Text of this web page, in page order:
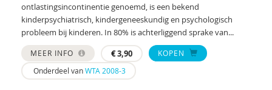
PhD | Promotores: prof. dr. J.K. Buitelaar;prof dr.
R.J. van der Gaag. Co-promotor: Dr. N.N.J.
Lambregts-Rommelse
Drs. A . van der Sijde
Susan A. H. van Hooren
ontlastingsincontinentie genoemd, is een bekend
kinderpsychiatrisch, kindergeneeskundig en psychologisch
probleem bij kinderen. In 80% is achterliggend sprake van...
MEER INFO €3,90
KOPEN
Onderdeel vanWTA 2008-3